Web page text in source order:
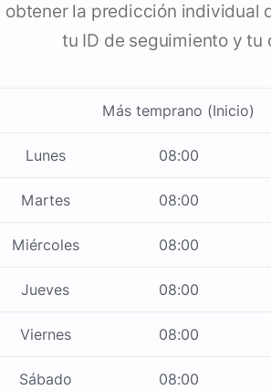
obtener la predicción individual
tu ID de seguimiento y tu
Más temprano (Inicio)
Lunes 08:00
Martes 08:00
Miércoles 08:00
Jueves 08:00
Viernes 08:00
Sábado 08:00